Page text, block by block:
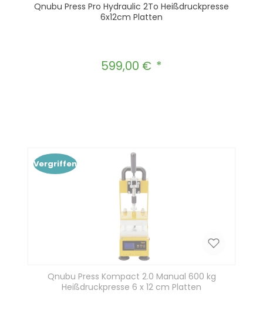
Qnubu Press Pro Hydraulic 2To Heißdruckpresse
6x12cm Platten
Regulärer Preis:
599,00 €
Vergriffen
Qnubu Press Kompact 2.0 Manual 600 kg
Heißdruckpresse 6 x 12 cm Platten